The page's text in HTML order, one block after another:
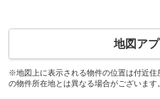
地図ア
※地図上に表示される物件の位置は付近
の物件所在地とは異なる場合がございます。